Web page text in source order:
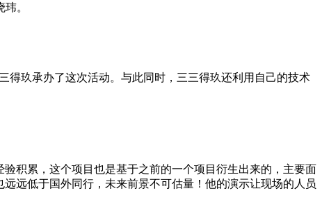
。
玖承办了这次活动。与此同时，三三得玖还利用自己的技术
积累，这个项目也是基于之前的一个项目衍生出来的，主要面
远低于国外同行，未来前景不可估量！他的演示让现场的人员